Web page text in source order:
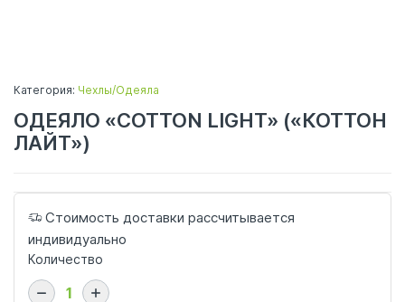
Категория: Чехлы/Одеяла
ОДЕЯЛО «COTTON LIGHT» («КОТТОН
ЛАЙТ»)
Стоимость доставки рассчитывается
индивидуально
Количество